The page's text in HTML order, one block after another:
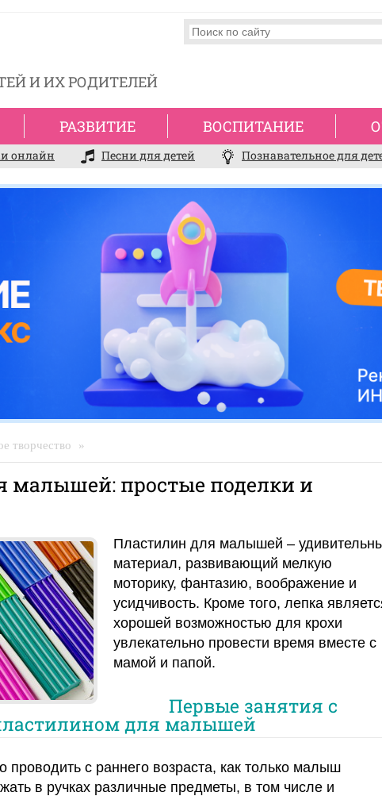
И ИХ РОДИТЕЛЕЙ
творчество »
малышей: простые поделки и
Пластилин для малышей –
материал, развивающий мелкую
моторику, фантазию, воображение и
усидчивость. Кроме того, лепка
хорошей возможностью для крохи
увлекательно провести время вместе с
мамой и папой.
Первые занятия с
для малышей
с раннего возраста, как только малыш
в ручках различные предметы, в том числе и
РАЗВИТИЕ ВОСПИТАНИЕ
онлайн Песни для детей Познавательное для